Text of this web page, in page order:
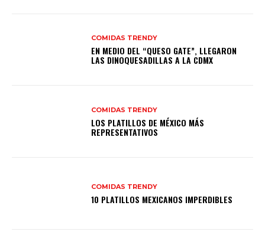
COMIDAS TRENDY
EN MEDIO DEL “QUESO GATE”, LLEGARON
LAS DINOQUESADILLAS A LA CDMX
COMIDAS TRENDY
LOS PLATILLOS DE MÉXICO MÁS
REPRESENTATIVOS
COMIDAS TRENDY
10 PLATILLOS MEXICANOS IMPERDIBLES